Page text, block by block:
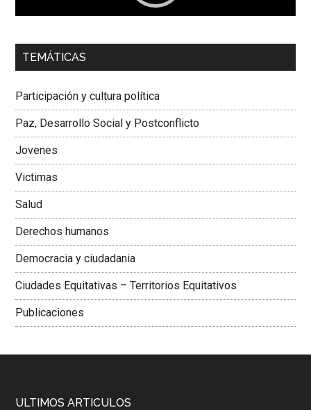
00:00 01:04
Dra. Carolina Corcho Mejía,Presidenta Corporación
Colombiana
TEMÁTICAS
Participación y cultura política
Paz, Desarrollo Social y Postconflicto
Jovenes
Victimas
Salud
Derechos humanos
Democracia y ciudadania
Ciudades Equitativas – Territorios Equitativos
Publicaciones
ULTIMOS ARTICULOS